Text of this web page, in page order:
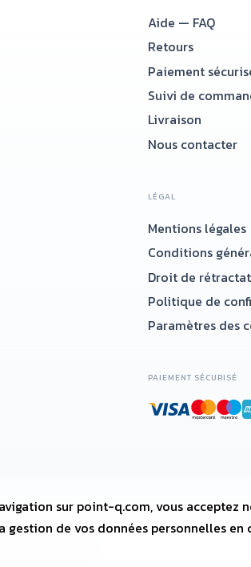
Aide — FAQ
Retours
Paiement
Suivi de
Livraison
Nous contacter
LÉGAL
Mentions légales
Conditions
Droit de
Politique de
Paramètres des
PAIEMENT SÉCURISÉ
POINT-Q.COM
sur point-q.com, vous acceptez
gestion de vos données personnelles en